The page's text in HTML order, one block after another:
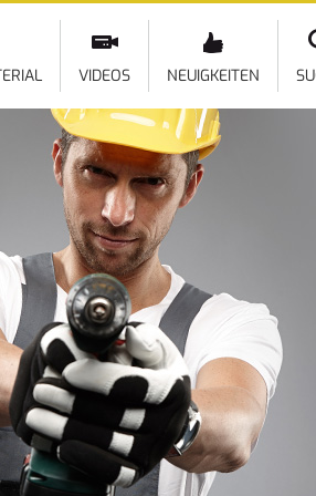
VIDEOS NEUIGKEITEN